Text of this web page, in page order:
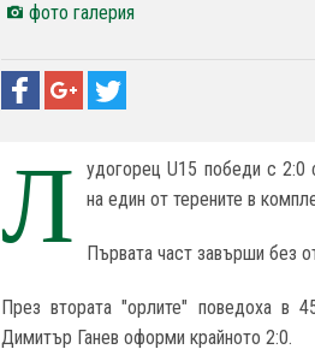
фото галерия
Л
удогорец U15 победи с
на един от терените в
Първата част завърши без
През втората "орлите" поведоха в
Димитър Ганев оформи крайното 2:0.